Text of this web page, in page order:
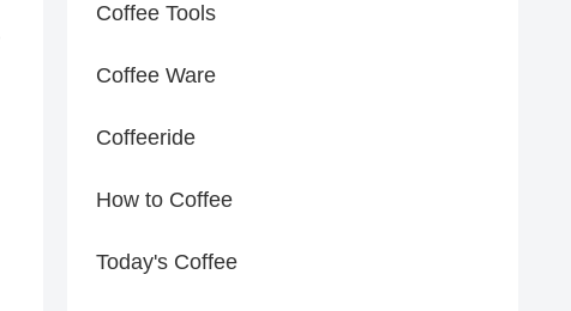
Coffee Tools
Coffee Ware
Coffeeride
How to Coffee
Today's Coffee